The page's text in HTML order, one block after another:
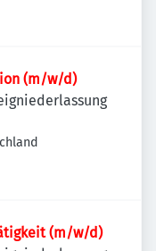
(m/w/d)
(m/w/d)